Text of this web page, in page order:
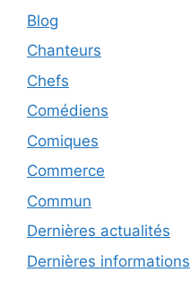
Blog
Chanteurs
Chefs
Comédiens
Comiques
Commerce
Commun
Dernières actualités
Dernières informations